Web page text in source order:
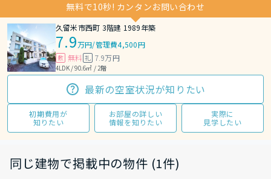
無料で10秒! カンタンお問い合わせ
久留米市西町 3階建 1989年築
7.9万円/管理費4,500円
敷 無料 礼 7.9万円
4LDK / 90.6㎡ / 2階
最新の空室状況が知りたい
初期費用が
知りたい
お部屋の詳しい
情報を知りたい
実際に
見学したい
同じ建物で掲載中の物件 (1件)